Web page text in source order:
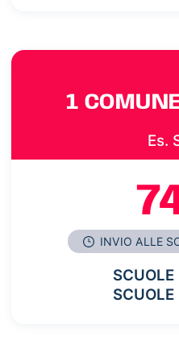
1
Es.
INVIO ALLE
SCUOLE